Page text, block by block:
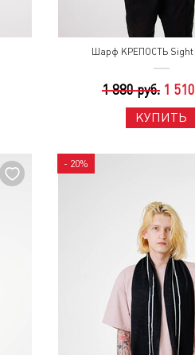
Шарф КРЕПОСТЬ Sight
1 880 руб. 1
КУПИТЬ
- 20%